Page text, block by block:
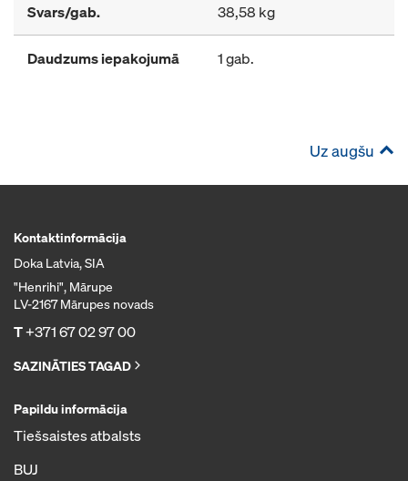
Svars/gab. 38,58 kg
Daudzums iepakojumā 1 gab.
Uz augšu
Kontaktinformācija
Doka Latvia, SIA
"Henrihi", Mārupe
LV-2167 Mārupes novads
T+371 67 02 97 00
SAZINĀTIES TAGAD
Papildu informācija
Tiešsaistes atbalsts
BUJ